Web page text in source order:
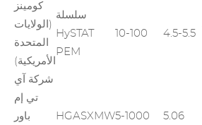
كومينز
(الولايات
المتحدة
الأمريكية)
سلسلة
HySTAT
PEM
10-100 4.5-5.5
شركة آي
تي إم
باور
HGASXMW5-1000 5.06